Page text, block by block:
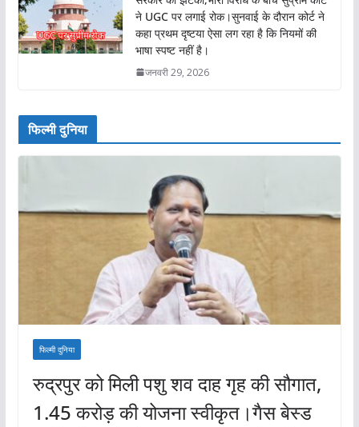
ने UGC पर लगाई रोक।सुनवाई के दौरान कोर्ट ने
कहा प्रथम दृष्टया ऐसा लग रहा है कि नियमों की
भाषा स्पष्ट नहीं है।
जनवरी 29, 2026
फिल्मी दुनिया
फिल्मी दुनिया
रुद्रपुर को मिली पशु शव दाह गृह की सौगात,
1.45 करोड़ की योजना स्वीकृत।गैस बेस्ड